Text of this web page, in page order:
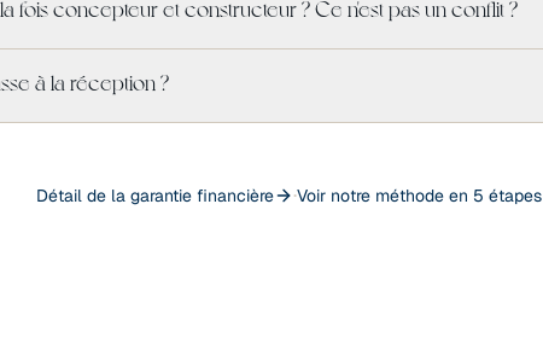
fois concepteur et constructeur ? Ce n'est pas un conflit ?
à la réception ?
Détail de la garantie financière ·Voir notre méthode en 5 étapes